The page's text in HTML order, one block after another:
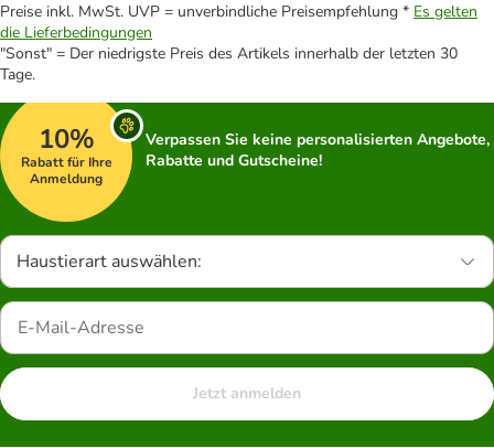
Preise inkl. MwSt. UVP = unverbindliche Preisempfehlung * Es gelten
die Lieferbedingungen
"Sonst" = Der niedrigste Preis des Artikels innerhalb der letzten 30
Tage.
10%
Rabatt für Ihre
Anmeldung
Verpassen Sie keine personalisierten Angebote,
Rabatte und Gutscheine!
Haustierart auswählen:
Jetzt anmelden